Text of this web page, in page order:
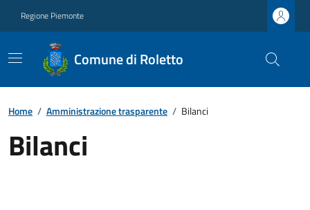
Regione Piemonte
Comune di Roletto
Home / Amministrazione trasparente / Bilanci
Bilanci